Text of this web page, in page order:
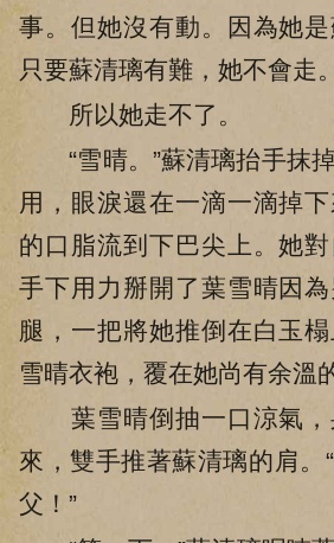
事。但她沒有動。因為她是
只要蘇清璃有難，她不會走。
所以她走不了。
“雪晴。”蘇清璃抬手抹掉
用，眼淚還在一滴一滴掉
的口脂流到下巴尖上。她對
手下用力掰開了葉雪晴因
腿，一把將她推倒在白玉
雪晴衣袍，覆在她尚有余溫
葉雪晴倒抽一口涼氣，
來，雙手推著蘇清璃的肩
父！”